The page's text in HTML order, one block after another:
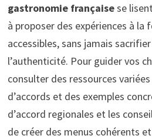
gastronomie françaisese
à proposer des expériences à la
accessibles, sans jamais
l’authenticité. Pour guider vos
consulter des ressources
d’accords et des exemples
d’accord regionales et les
de créer des menus cohérents